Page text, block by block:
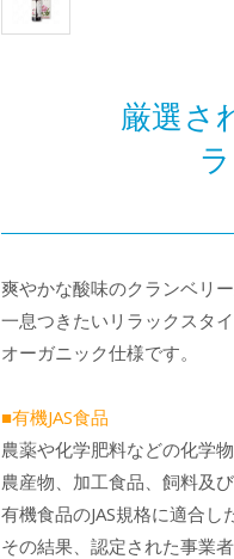
厳選さ
爽やかな酸味のクランベリ
一息つきたいリラックスタイ
オーガニック仕様です。
■有機JAS食品
農薬や化学肥料などの化学
農産物、加工食品、飼料及
有機食品のJAS規格に適合し
その結果、認定された事業